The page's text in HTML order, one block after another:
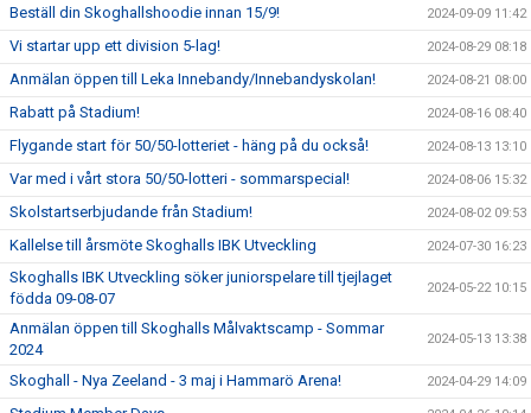
Beställ din Skoghallshoodie innan 15/9! 2024-09-09 11:42
Vi startar upp ett division 5-lag! 2024-08-29 08:18
Anmälan öppen till Leka Innebandy/Innebandyskolan! 2024-08-21 08:00
Rabatt på Stadium! 2024-08-16 08:40
Flygande start för 50/50-lotteriet - häng på du också! 2024-08-13 13:10
Var med i vårt stora 50/50-lotteri - sommarspecial! 2024-08-06 15:32
Skolstartserbjudande från Stadium! 2024-08-02 09:53
Kallelse till årsmöte Skoghalls IBK Utveckling 2024-07-30 16:23
Skoghalls IBK Utveckling söker juniorspelare till tjejlaget
födda 09-08-07
2024-05-22 10:15
Anmälan öppen till Skoghalls Målvaktscamp - Sommar
2024
2024-05-13 13:38
Skoghall - Nya Zeeland - 3 maj i Hammarö Arena! 2024-04-29 14:09